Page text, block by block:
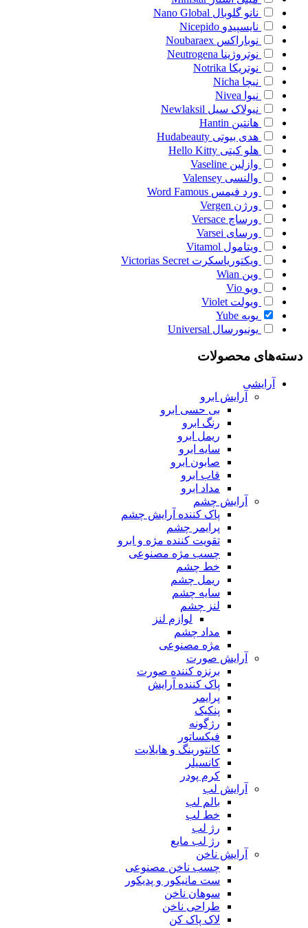
نانو گلوبال Nano Global
نایسپیدو Nicepido
نوباراکس Noubaraex
نوتروژینا Neutrogena
نوتریکا Notrika
نیچا Nicha
نیوا Nivea
نیولاک سیل Newlaksil
هانتین Hantin
هدی بیوتی Hudabeauty
هلو کیتی Hello Kitty
وازلین Vaseline
والنسی Valensey
ورد فیمس Word Famous
ورژن Vergen
ورساچ Versace
ورسای Varsei
ویتامول Vitamol
ویکتوریاسکرت Victorias Secret
وین Wian
ویو Vio
ویولت Violet
یوبه Yube
یونیورسال Universal
دسته‌های محصولات
آرایشی
آرایش ابرو
بی حسی ابرو
رنگ ابرو
ریمل ابرو
سایه ابرو
صابون ابرو
قاب ابرو
مداد ابرو
آرایش چشم
پاک کننده آرایش چشم
پرایمر چشم
تقویت کننده مژه و ابرو
چسب مژه مصنوعی
خط چشم
ریمل چشم
سایه چشم
لنز چشم
لوازم لنز
مداد چشم
مژه مصنوعی
آرایش صورت
برنزه کننده صورت
پاک کننده آرایش
پرایمر
پنکیک
رژگونه
فیکساتور
کانتورینگ و هایلایت
کانسیلر
کرم پودر
آرایش لب
بالم لب
خط لب
رژ لب
رژ لب مایع
آرایش ناخن
چسب ناخن مصنوعی
ست مانیکور و پدیکور
سوهان ناخن
طراحی ناخن
لاک پاک کن